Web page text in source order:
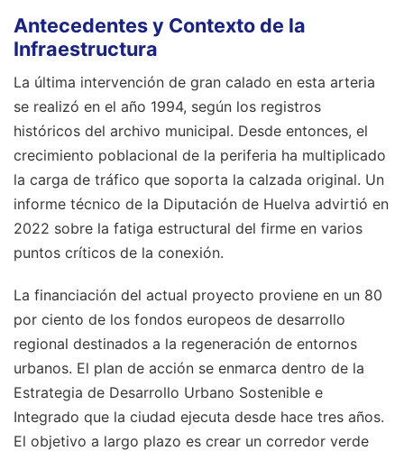
Antecedentes y Contexto de la
Infraestructura
La última intervención de gran calado en esta arteria
se realizó en el año 1994, según los registros
históricos del archivo municipal. Desde entonces, el
crecimiento poblacional de la periferia ha multiplicado
la carga de tráfico que soporta la calzada original. Un
informe técnico de la Diputación de Huelva advirtió en
2022 sobre la fatiga estructural del firme en varios
puntos críticos de la conexión.
La financiación del actual proyecto proviene en un 80
por ciento de los fondos europeos de desarrollo
regional destinados a la regeneración de entornos
urbanos. El plan de acción se enmarca dentro de la
Estrategia de Desarrollo Urbano Sostenible e
Integrado que la ciudad ejecuta desde hace tres años.
El objetivo a largo plazo es crear un corredor verde